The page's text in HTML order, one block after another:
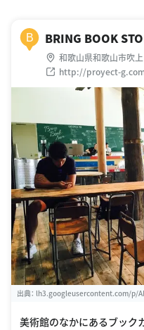
B BRING BOOK
和歌山県和歌山市吹
http://proyect-
出典： lh3.googleusercontent.com/p/
美術館のなかにあるブック